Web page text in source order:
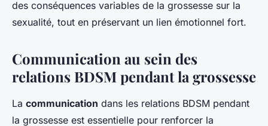
des conséquences variables de la grossesse sur la
sexualité, tout en préservant un lien émotionnel fort.
Communication au sein des
relations BDSM pendant la grossesse
La communication dans les relations BDSM pendant
la grossesse est essentielle pour renforcer la